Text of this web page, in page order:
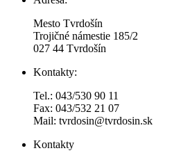
Mesto Tvrdošín
Trojičné námestie 185/2
027 44 Tvrdošín
Kontakty:
Tel.: 043/530 90 11
Fax: 043/532 21 07
Mail: tvrdosin@tvrdosin.sk
Kontakty